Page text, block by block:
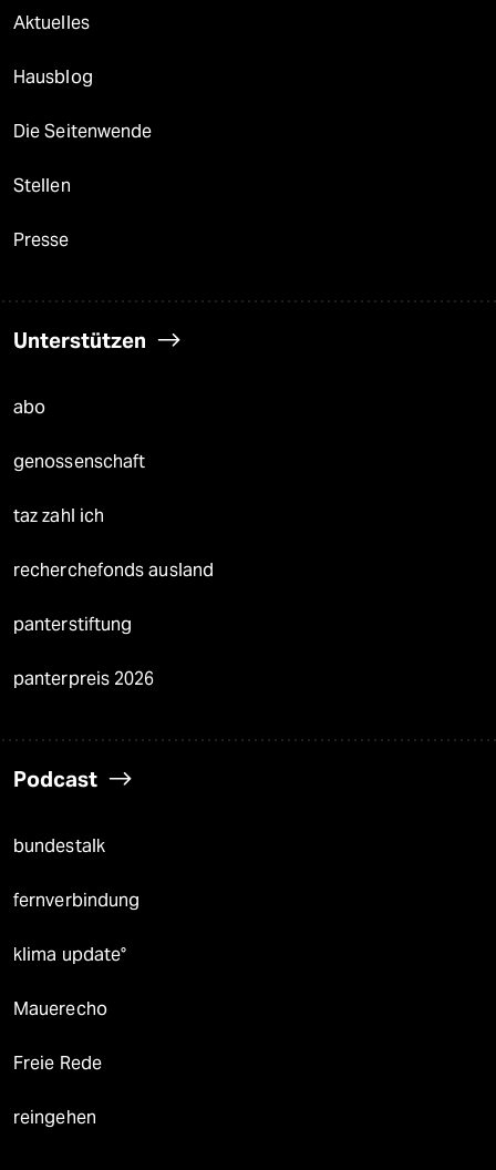
Aktuelles
Hausblog
Die Seitenwende
Stellen
Presse
Unterstützen
abo
genossenschaft
taz zahl ich
recherchefonds ausland
panterstiftung
panterpreis 2026
Podcast
bundestalk
fernverbindung
klima update°
Mauerecho
Freie Rede
reingehen